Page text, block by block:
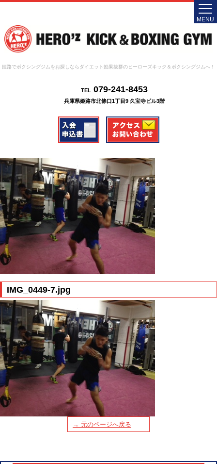
姫路でボクシングジムをお探しならダイエット効果抜群のヒーローズキック＆ボクシングジムへ！
TEL079-241-8453
兵庫県姫路市北條口1丁目9 久宝寺ビル3階
MENU
IMG_0449-7.jpg
→ 元のページへ戻る